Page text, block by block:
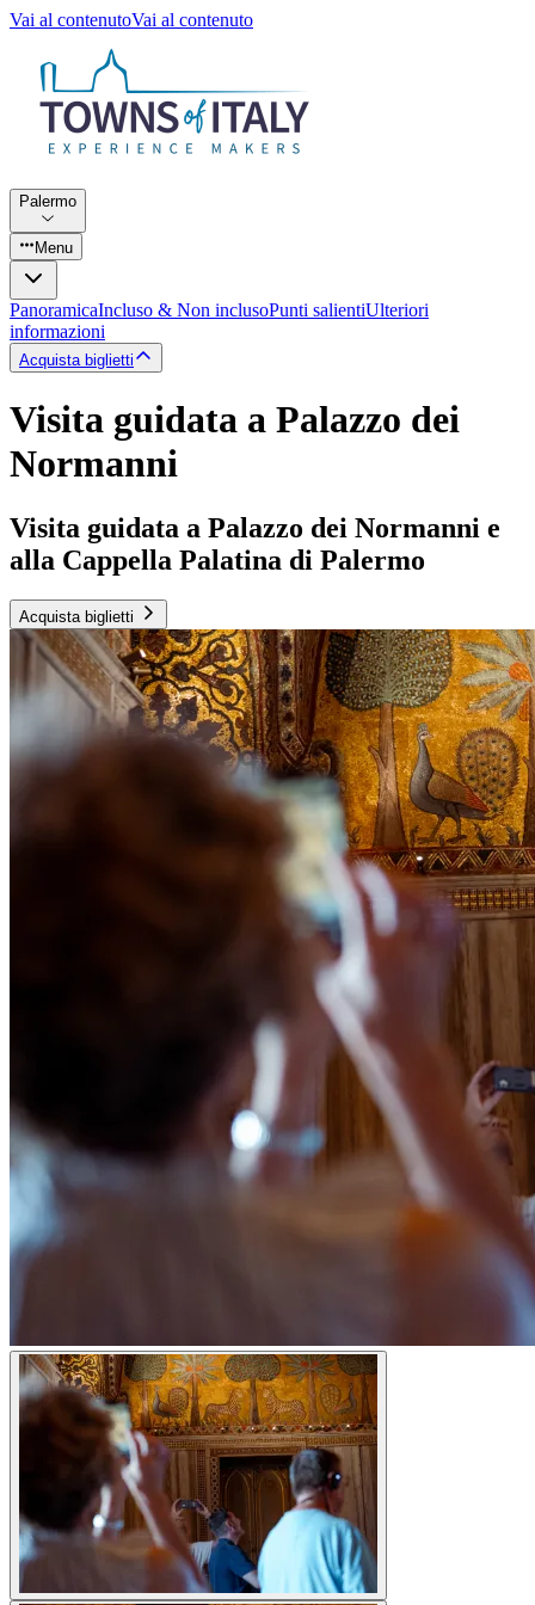
Vai al contenutoVai al contenuto
Palermo
Menu
PanoramicaIncluso & Non inclusoPunti salientiUlteriori
informazioni
Acquista biglietti
Visita guidata a Palazzo dei
Normanni
Visita guidata a Palazzo dei Normanni e
alla Cappella Palatina di Palermo
Acquista biglietti